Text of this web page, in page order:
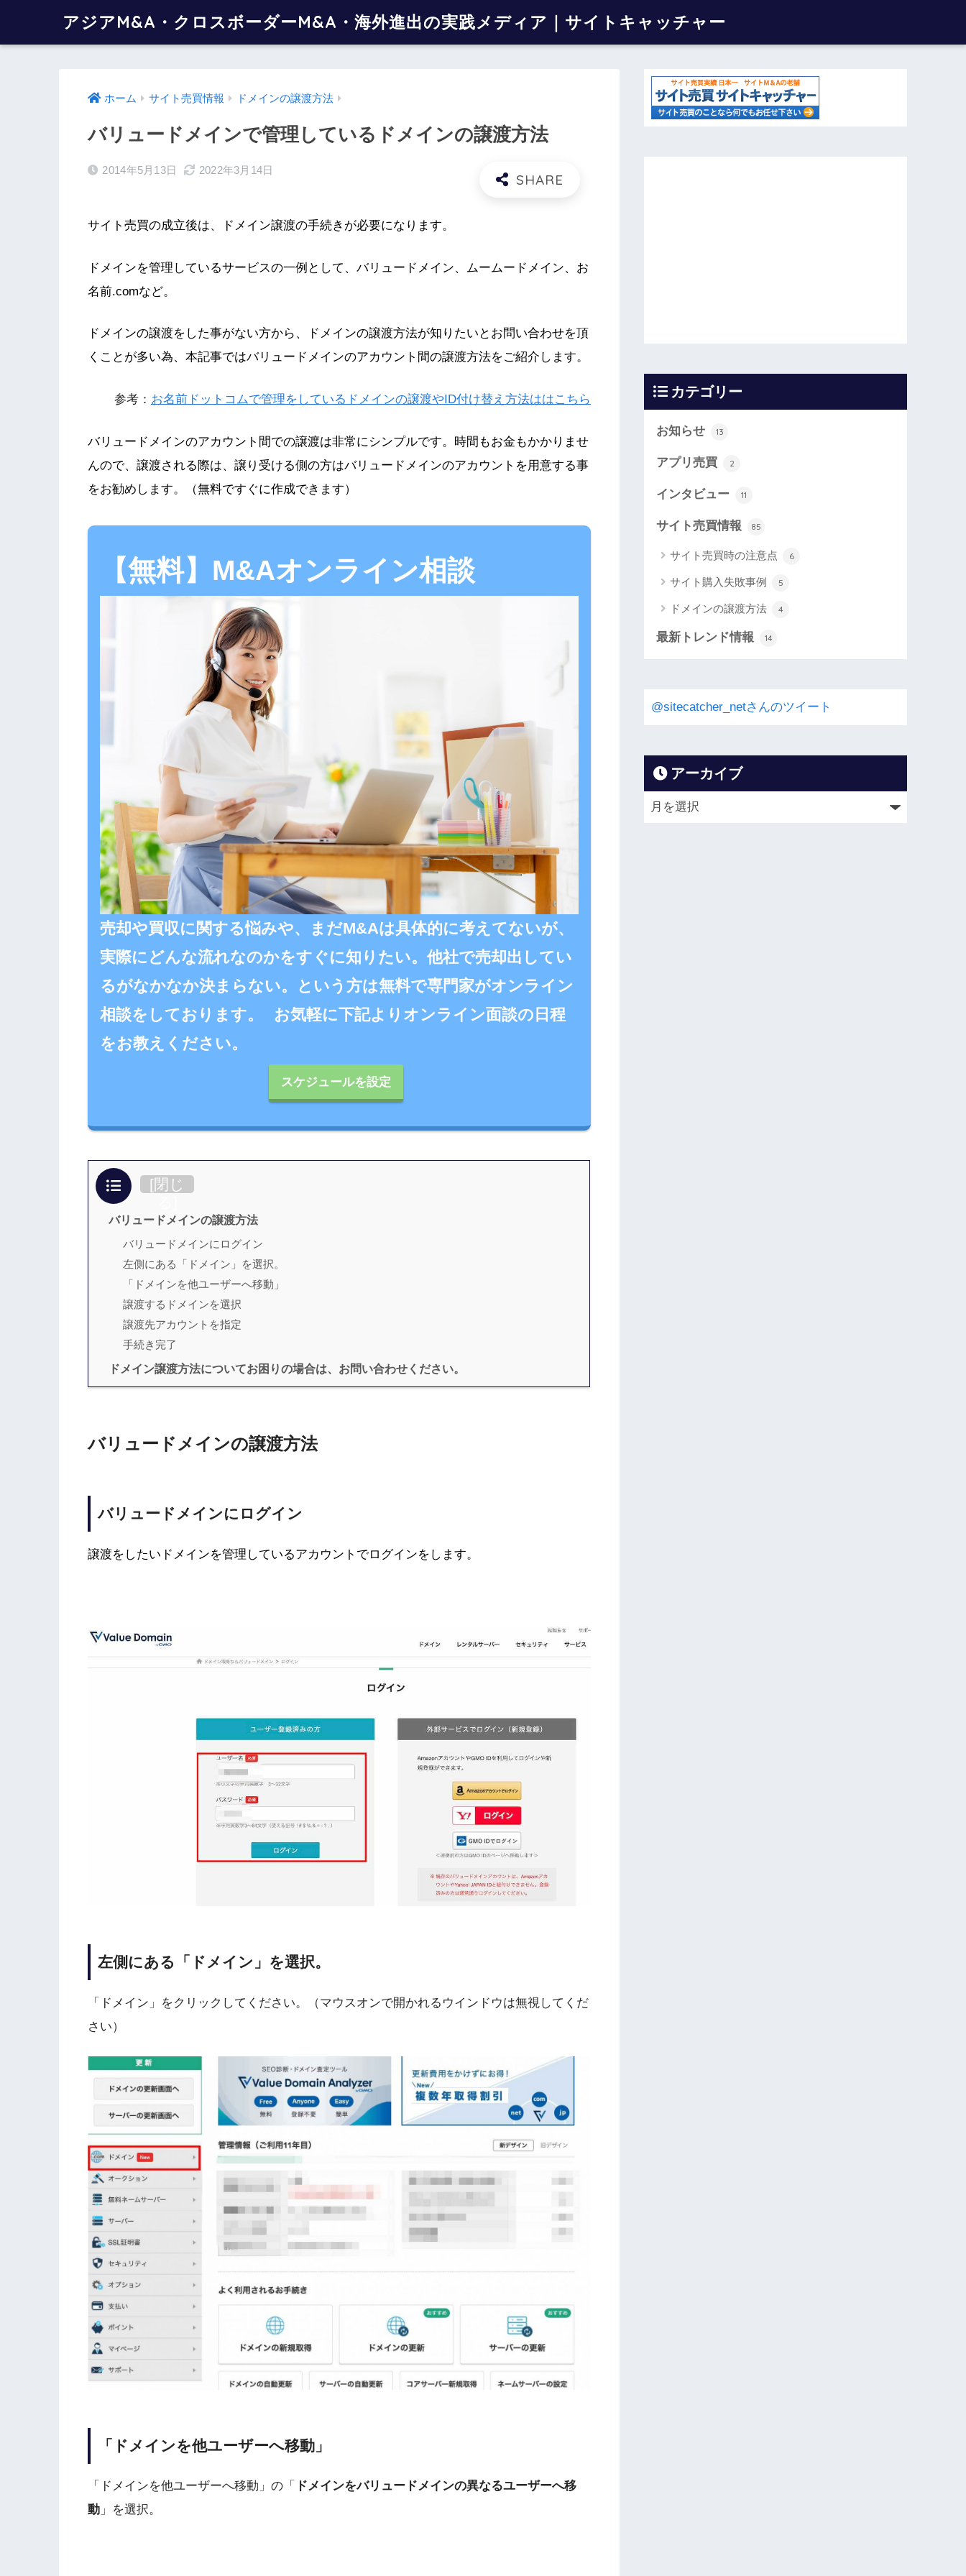
アジアM&A・クロスボーダーM&A・海外進出の実践メディア｜サイトキャッチャー
ホーム サイト売買情報 ドメインの譲渡方法
バリュードメインで管理しているドメインの譲渡方法
2014年5月13日 2022年3月14日
サイト売買の成立後は、ドメイン譲渡の手続きが必要になります。
ドメインを管理しているサービスの一例として、バリュードメイン、ムームードメイン、お
名前.comなど。
ドメインの譲渡をした事がない方から、ドメインの譲渡方法が知りたいとお問い合わせを頂
くことが多い為、本記事ではバリュードメインのアカウント間の譲渡方法をご紹介します。
参考： お名前ドットコムで管理をしているドメインの譲渡やID付け替え方法ははこちら
バリュードメインのアカウント間での譲渡は非常にシンプルです。時間もお金もかかりませ
んので、譲渡される際は、譲り受ける側の方はバリュードメインのアカウントを用意する事
をお勧めします。（無料ですぐに作成できます）
【無料】M&Aオンライン相談
売却や買収に関する悩みや、まだM&Aは具体的に考えてないが、
実際にどんな流れなのかをすぐに知りたい。他社で売却出してい
るがなかなか決まらない。という方は無料で専門家がオンライン
相談をしております。
お気軽に下記よりオンライン面談の日程
をお教えください。
スケジュールを設定
目次 [閉じ
バリュードメインの譲渡方法
バリュードメインにログイン
左側にある「ドメイン」を選択。
「ドメインを他ユーザーへ移動」
譲渡するドメインを選択
譲渡先アカウントを指定
手続き完了
ドメイン譲渡方法についてお困りの場合は、お問い合わせください。
バリュードメインの譲渡方法
バリュードメインにログイン
譲渡をしたいドメインを管理しているアカウントでログインをします。
左側にある「ドメイン」を選択。
「ドメイン」をクリックしてください。（マウスオンで開かれるウインドウは無視してくだ
さい）
「ドメインを他ユーザーへ移動」
「ドメインを他ユーザーへ移動」の「
ドメインをバリュードメインの異なるユーザーへ移
動 」を選択。
カテゴリー
お知らせ 13
アプリ売買 2
インタビュー 11
サイト売買情報 85
サイト売買時の注意点 6
サイト購入失敗事例 5
ドメインの譲渡方法 4
最新トレンド情報 14
@sitecatcher_netさんのツイート
アーカイブ